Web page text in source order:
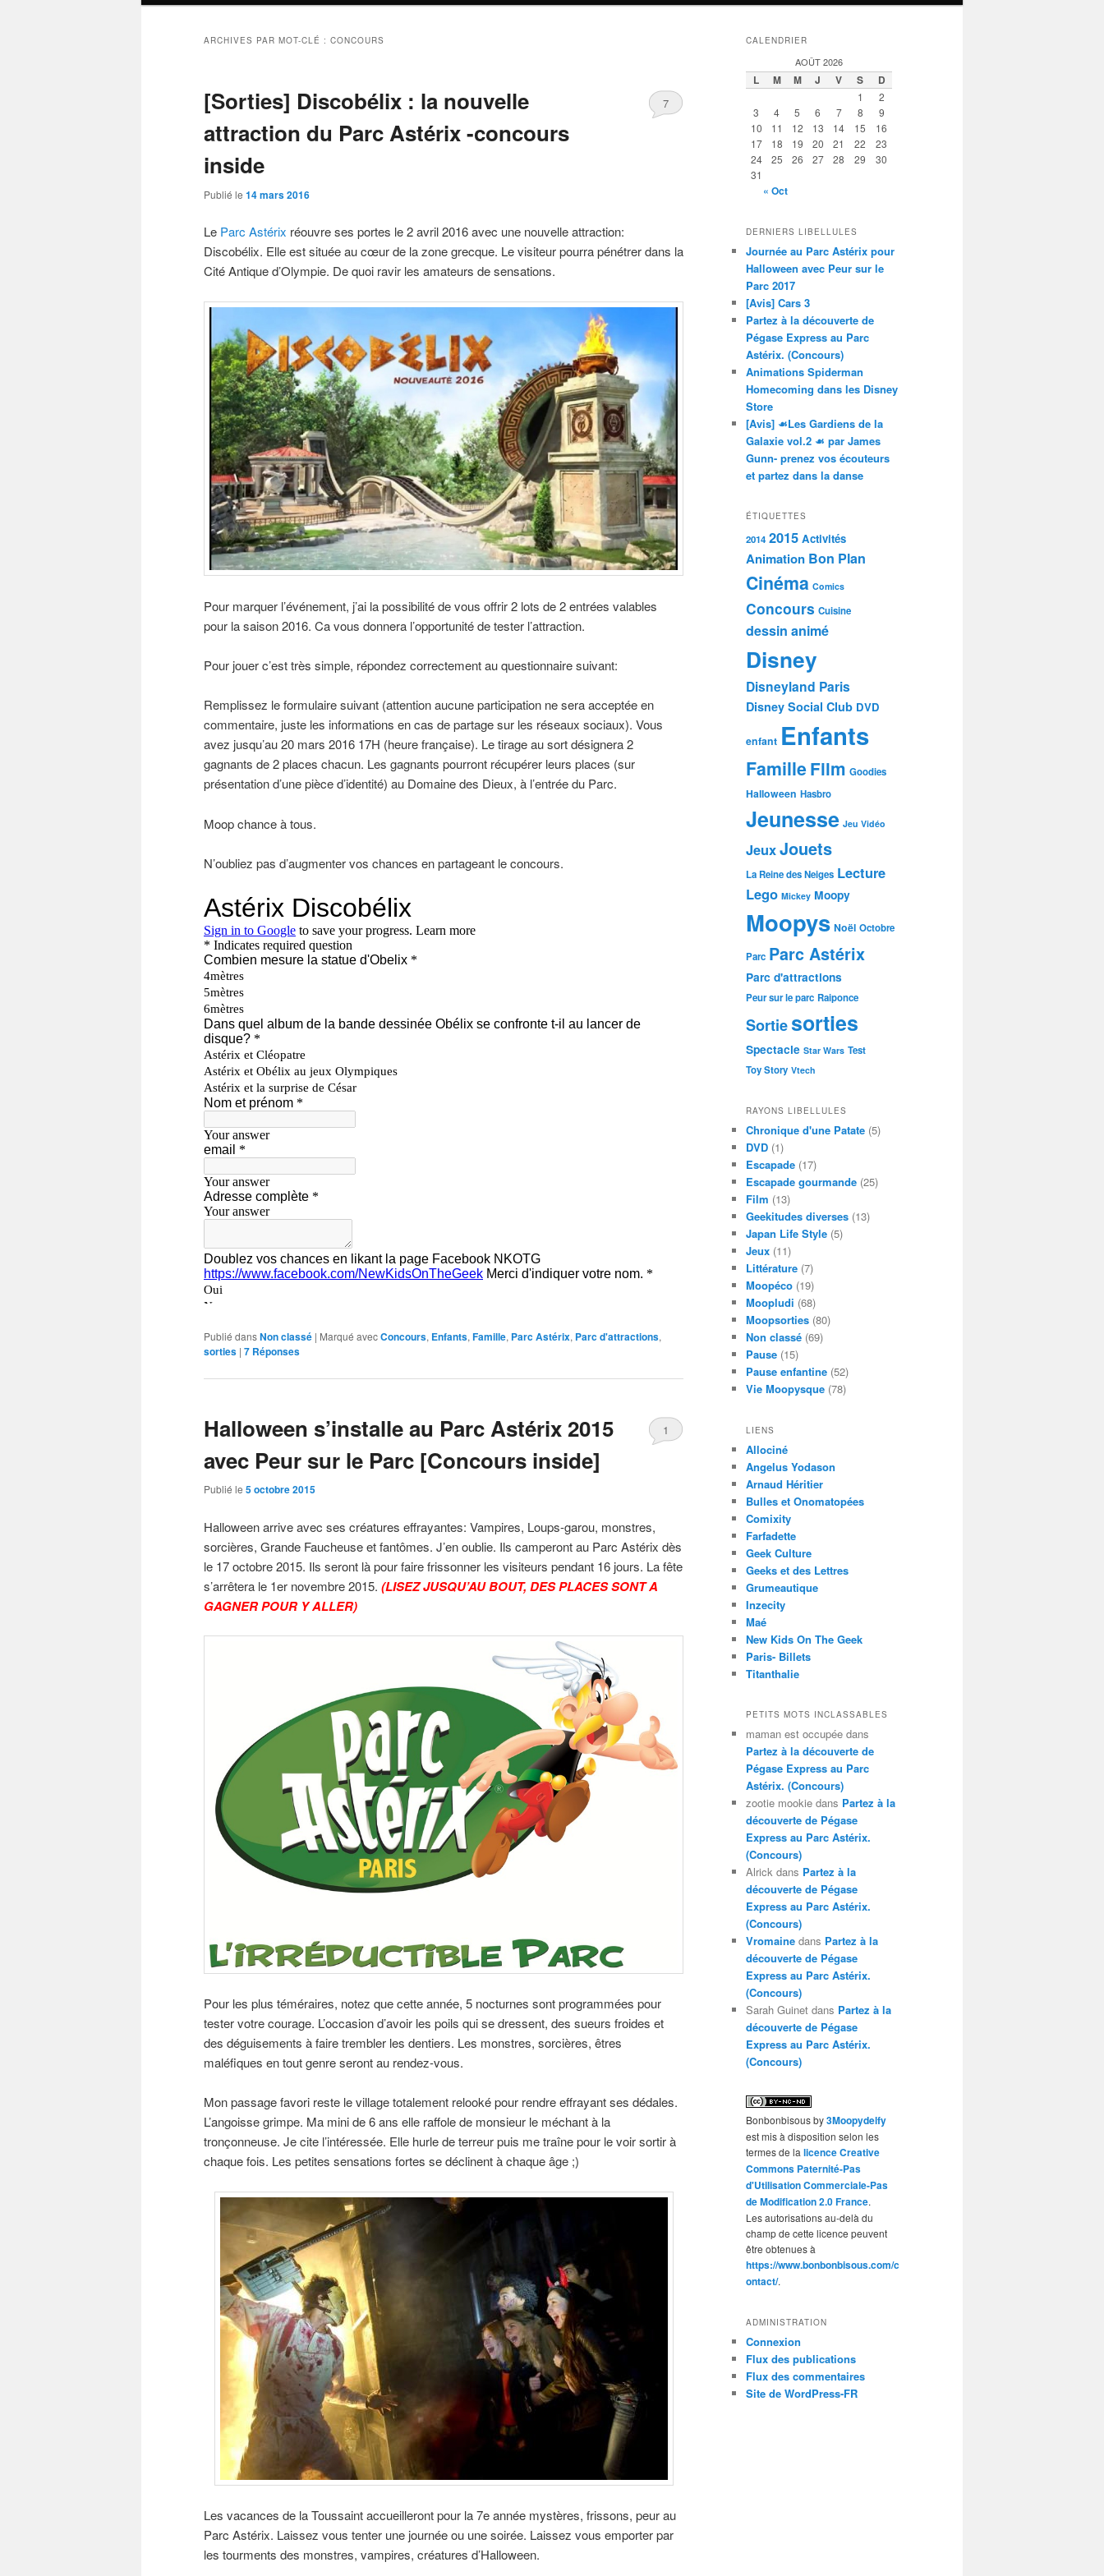
ARCHIVES PAR MOT-CLÉ : CONCOURS
[Sorties] Discobélix : la nouvelle
attraction du Parc Astérix -concours
inside
Publié le 14 mars 2016
7
Le Parc Astérix réouvre ses portes le 2 avril 2016 avec une nouvelle attraction:
Discobélix. Elle est située au cœur de la zone grecque. Le visiteur pourra pénétrer dans la
Cité Antique d’Olympie. De quoi ravir les amateurs de sensations.
Pour marquer l’événement, j’ai la possibilité de vous offrir 2 lots de 2 entrées valables
pour la saison 2016. Ca vous donnera l’opportunité de tester l’attraction.
Pour jouer c’est très simple, répondez correctement au questionnaire suivant:
Remplissez le formulaire suivant (attention aucune participation ne sera acceptée en
commentaire, juste les informations en cas de partage sur les réseaux sociaux). Vous
avez jusqu’au 20 mars 2016 17H (heure française). Le tirage au sort désignera 2
gagnants de 2 places chacun. Les gagnants pourront récupérer leurs places (sur
présentation d’une pièce d’identité) au Domaine des Dieux, à l’entrée du Parc.
Moop chance à tous.
N’oubliez pas d’augmenter vos chances en partageant le concours.
Publié dansNon classé | Marqué avecConcours, Enfants, Famille, Parc Astérix, Parc d'attractions,
sorties | 7 Réponses
Halloween s’installe au Parc Astérix 2015
avec Peur sur le Parc [Concours inside]
Publié le 5 octobre 2015
1
Halloween arrive avec ses créatures effrayantes: Vampires, Loups-garou, monstres,
sorcières, Grande Faucheuse et fantômes. J’en oublie. Ils camperont au Parc Astérix dès
le 17 octobre 2015. Ils seront là pour faire frissonner les visiteurs pendant 16 jours. La fête
s’arrêtera le 1er novembre 2015. (LISEZ JUSQU’AU BOUT, DES PLACES SONT A
GAGNER POUR Y ALLER)
Pour les plus téméraires, notez que cette année, 5 nocturnes sont programmées pour
tester votre courage. L’occasion d’avoir les poils qui se dressent, des sueurs froides et
des déguisements à faire trembler les dentiers. Les monstres, sorcières, êtres
maléfiques en tout genre seront au rendez-vous.
Mon passage favori reste le village totalement relooké pour rendre effrayant ses dédales.
L’angoisse grimpe. Ma mini de 6 ans elle raffole de monsieur le méchant à la
tronçonneuse. Je cite l’intéressée. Elle hurle de terreur puis me traîne pour le voir sortir à
chaque fois. Les petites sensations fortes se déclinent à chaque âge ;)
Les vacances de la Toussaint accueilleront pour la 7e année mystères, frissons, peur au
Parc Astérix. Laissez vous tenter une journée ou une soirée. Laissez vous emporter par
les tourments des monstres, vampires, créatures d’Halloween.
CALENDRIER
AOÛT 2026
L M M J V S D
1
2
3
4 5 6 7 8
9
10
11 12 13 14 15
16
17
18 19 20 21 22
23
24
25 26 27 28 29
30
31
« Oct
DERNIERS LIBELLULES
Journée au Parc Astérix pour
Halloween avec Peur sur le
Parc 2017
[Avis] Cars 3
Partez à la découverte de
Pégase Express au Parc
Astérix. (Concours)
Animations Spiderman
Homecoming dans les Disney
Store
[Avis] ☙Les Gardiens de la
Galaxie vol.2 ☙ par James
Gunn- prenez vos écouteurs
et partez dans la danse
ÉTIQUETTES
2014 2015 Activités
Animation Bon Plan
Cinéma Comics
Concours Cuisine
dessin animé
Disney
Disneyland Paris
Disney Social Club DVD
enfant Enfants
FamilleFilm Goodies
Halloween Hasbro
Jeunesse Jeu Vidéo
JeuxJouets
La Reine des Neiges Lecture
Lego Mickey Moopy
Moopys Noël Octobre
Parc Parc Astérix
Parc d'attractions
Peur sur le parc Raiponce
Sortiesorties
Spectacle Star Wars Test
Toy Story Vtech
RAYONS LIBELLULES
Chronique d'une Patate (5)
DVD (1)
Escapade (17)
Escapade gourmande (25)
Film (13)
Geekitudes diverses (13)
Japan Life Style (5)
Jeux (11)
Littérature (7)
Moopéco (19)
Moopludi (68)
Moopsorties (80)
Non classé (69)
Pause (15)
Pause enfantine (52)
Vie Moopysque (78)
LIENS
Allociné
Angelus Yodason
Arnaud Héritier
Bulles et Onomatopées
Comixity
Farfadette
Geek Culture
Geeks et des Lettres
Grumeautique
Inzecity
Maé
New Kids On The Geek
Paris- Billets
Titanthalie
PETITS MOTS INCLASSABLES
maman est occupée dans
Partez à la découverte de
Pégase Express au Parc
Astérix. (Concours)
zootie mookie dans Partez à la
découverte de Pégase
Express au Parc Astérix.
(Concours)
Alrick dans Partez à la
découverte de Pégase
Express au Parc Astérix.
(Concours)
Vromaine dans Partez à la
découverte de Pégase
Express au Parc Astérix.
(Concours)
Sarah Guinet dans Partez à la
découverte de Pégase
Express au Parc Astérix.
(Concours)
Bonbonbisousby3Moopydelfy
est mis à disposition selon les
termes de la licence Creative
Commons Paternité-Pas
d'Utilisation Commerciale-Pas
de Modification 2.0 France.
Les autorisations au-delà du
champ de cette licence peuvent
être obtenues à
https://www.bonbonbisous.com/c
ontact/.
ADMINISTRATION
Connexion
Flux des publications
Flux des commentaires
Site de WordPress-FR